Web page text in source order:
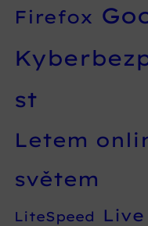
Firefox
st
Letem
světem
LiteSpeed